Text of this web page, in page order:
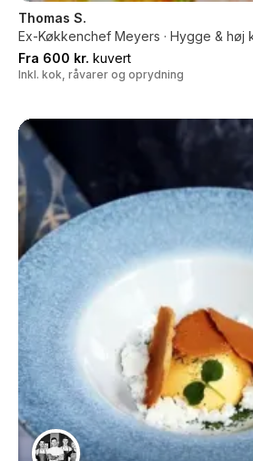
Thomas S.
Ex-Køkkenchef Meyers · Hygge & høj
Fra 600 kr. kuvert
Inkl. kok, råvarer og oprydning